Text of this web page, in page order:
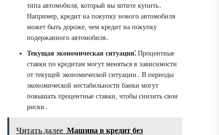
типа автомобиля, который вы хотите купить․
Например, кредит на покупку нового автомобиля
может быть дороже, чем кредит на покупку
подержанного автомобиля․
Текущая экономическая ситуация⁚ Процентные
ставки по кредитам могут меняться в зависимости
от текущей экономической ситуации․ В периоды
экономической нестабильности банки могут
повышать процентные ставки, чтобы снизить свои
риски․
Читать далее Машина в кредит без